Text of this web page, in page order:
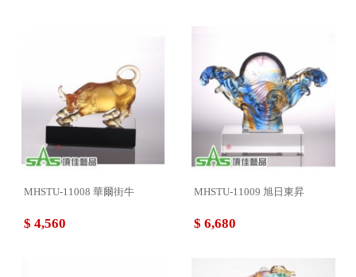
MHSTU-11008 華爾街牛
$ 4,560
MHSTU-11009 旭日東昇
$ 6,680